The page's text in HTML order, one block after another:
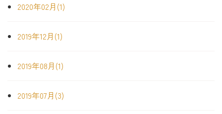
2020年02月(1)
2019年12月(1)
2019年08月(1)
2019年07月(3)